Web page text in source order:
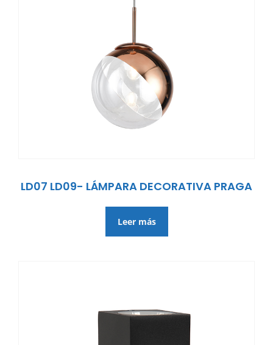
LD07 LD09- LÁMPARA DECORATIVA PRAGA
Leer más